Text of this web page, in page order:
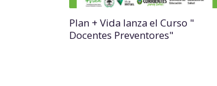
Plan + Vida lanza el Curso "
Docentes Preventores"